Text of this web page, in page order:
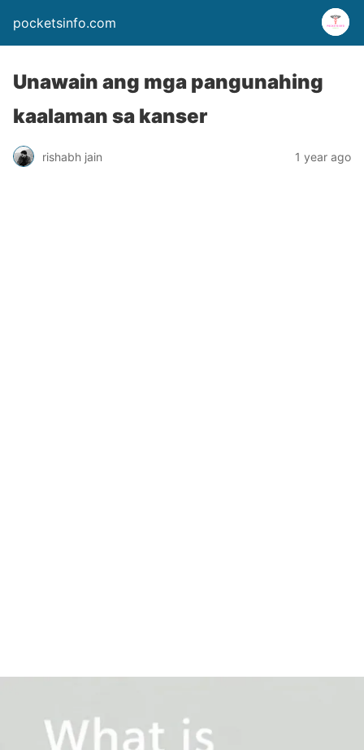
pocketsinfo.com
Unawain ang mga pangunahing
kaalaman sa kanser
rishabh jain 1 year ago